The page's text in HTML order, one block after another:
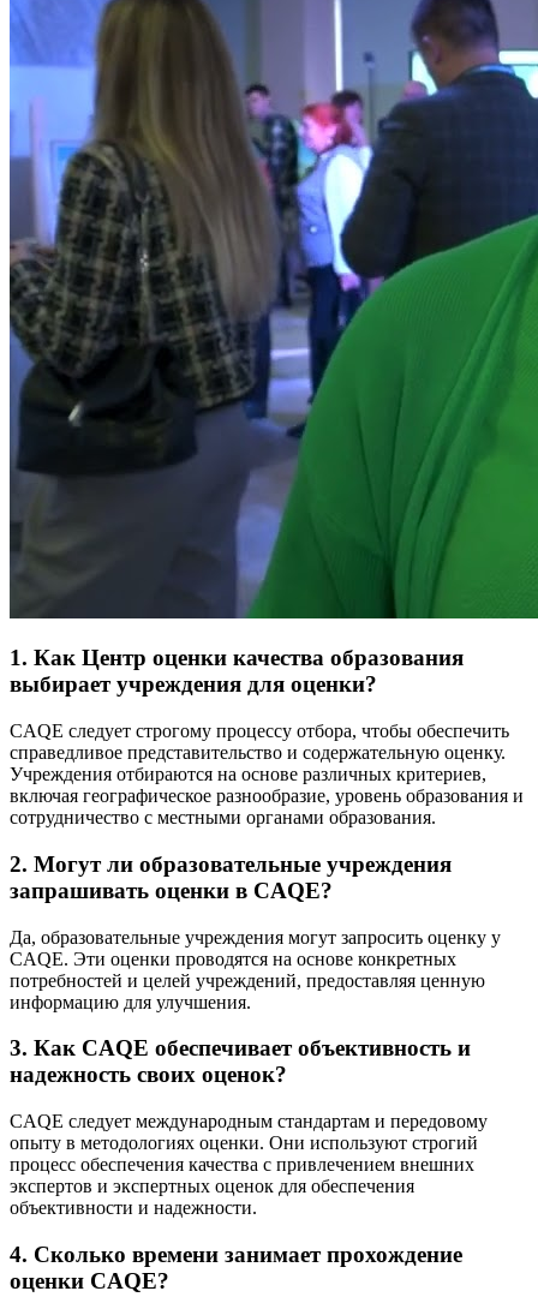
1. Как Центр оценки качества образования
выбирает учреждения для оценки?
CAQE следует строгому процессу отбора, чтобы обеспечить
справедливое представительство и содержательную оценку.
Учреждения отбираются на основе различных критериев,
включая географическое разнообразие, уровень образования и
сотрудничество с местными органами образования.
2. Могут ли образовательные учреждения
запрашивать оценки в CAQE?
Да, образовательные учреждения могут запросить оценку у
CAQE. Эти оценки проводятся на основе конкретных
потребностей и целей учреждений, предоставляя ценную
информацию для улучшения.
3. Как CAQE обеспечивает объективность и
надежность своих оценок?
CAQE следует международным стандартам и передовому
опыту в методологиях оценки. Они используют строгий
процесс обеспечения качества с привлечением внешних
экспертов и экспертных оценок для обеспечения
объективности и надежности.
4. Сколько времени занимает прохождение
оценки CAQE?